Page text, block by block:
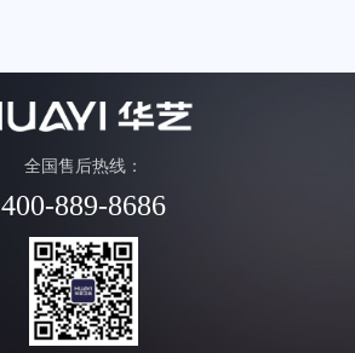
全国售后热线：
400-889-8686